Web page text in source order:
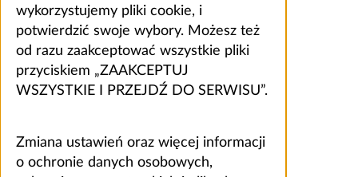
wykorzystujemy pliki cookie, i
potwierdzić swoje wybory. Możesz też
od razu zaakceptować wszystkie pliki
przyciskiem „ZAAKCEPTUJ
WSZYSTKIE I PRZEJDŹ DO SERWISU”.
Zmiana ustawień oraz więcej informacji
o ochronie danych osobowych,